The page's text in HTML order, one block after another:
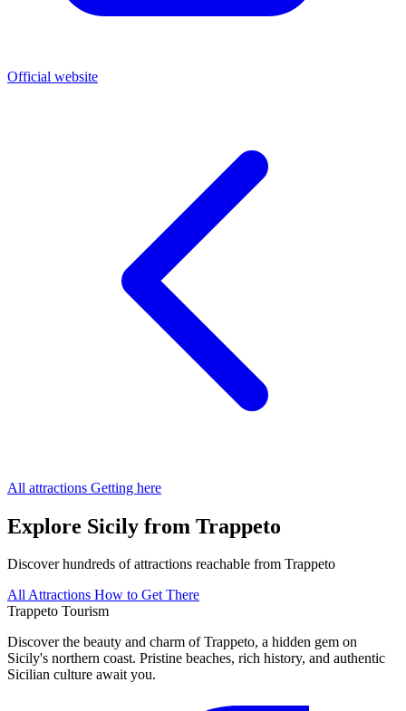
Official website
All attractions Getting here
Explore Sicily from Trappeto
Discover hundreds of attractions reachable from Trappeto
All Attractions How to Get There
Trappeto Tourism
Discover the beauty and charm of Trappeto, a hidden gem on
Sicily's northern coast. Pristine beaches, rich history, and authentic
Sicilian culture await you.